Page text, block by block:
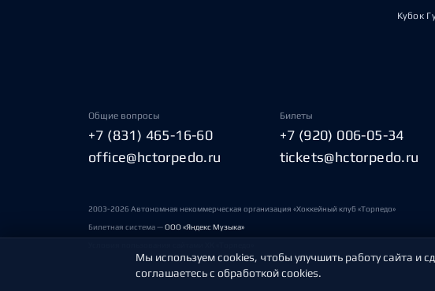
Кубок
Общие вопросы
+7 (831) 465-16-60
office@hctorpedo.ru
Билеты
+7 (920) 006-05-34
tickets@hctorpedo.ru
2003-2026 Автономная некоммерческая организация «Хоккейный клуб «Торпедо»
Билетная система —ООО «Яндекс Музыка»
Мы используем cookies, чтобы улучшить работу сайта и
соглашаетесь с обработкой cookies.